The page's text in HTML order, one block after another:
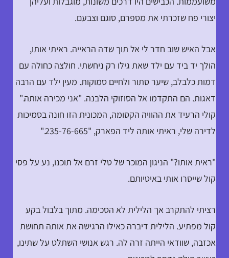
יצורי פח שזכרתי את מספרם, סוגם וצבעם.
אבל האיש שוב חדר לי אל תוך שדה הראייה. ראיתי אותו,
הולך יד ביד עם ילד שאת גילו רק ניחשתי. חולצה כחולה עם
דמות כלבלב, שיער סתור ולחיים סמוקות. מעין ילד עם הרבה
דאגות. הם התקדמו אל הסוזוקי הלבנה. "אני מכירה אותה."
קולי הרעיד את ההוויה הקסומה, המכונית הזו חונה בסמיכות
לדירה שלי, ראיתי אותה ליד הפארק, "235-76-665."
"ראית אותו?" הניגון המוכר של טלי זרם אל תוכנו, נע על פסי
קול שייסרו אותי באיטיותם.
רציתי להתקרב אך הלילית לא הסכימה. מתוך בלבול בקע
קול מפתיע. הלילית דיברה כאילו הרגישה את אותה תחושת
אכזבה, שוודאי הייתה זרה לה. רגש אנושי השתלט על שתינו,